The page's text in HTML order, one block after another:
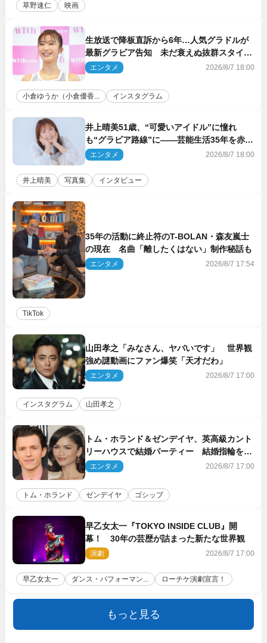
草野速仁 映画
生放送で降板直訴から6年…人気グラドルが
最新グラビア告知 未だ衰えぬ抜群スタイル
に反響
エンタメ 2026/8/7 18:00
小倉ゆうか（小倉優香... インスタグラム
井上晴美51歳、“可愛いアイドル”に憧れ
も“グラビア路線”に――芸能生活35年を赤
裸々に語る 27年ぶりに写真集発売
エンタメ 2026/8/7 18:00
井上晴美 写真集 インタビュー
35年の活動に終止符のT-BOLAN・森友嵐士
の現在 名曲「離したくはない」制作秘話も
エンタメ 2026/8/7 17:54
TikTok
山田孝之「みなさん、ヤバいです」 世界観
強め謎動画にファン爆笑「天才だわ」
エンタメ 2026/8/7 17:00
インスタグラム 山田孝之
トム・ホランド＆ゼンデイヤ、英高級カント
リーハウスで結婚パーティー 結婚指輪を身
に着けたトムも初キャッチ
エンタメ 2026/8/7 17:00
トム・ホランド ゼンデイヤ ゴシップ
早乙女太一『TOKYO INSIDE CLUB』開
幕！ 30年の芸歴が詰まった新たな世界観
演劇 2026/8/7 17:00
早乙女太一 ダンス・パフォーマン... ローチケ演劇宣言！
もっと見る